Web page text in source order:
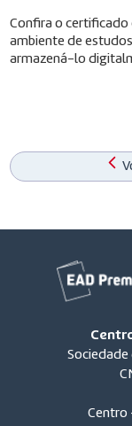
Confira o certificado
ambiente de
armazená-lo
Sociedade
Centro